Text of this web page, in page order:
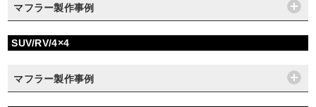
マフラー製作事例
SUV/RV/4×4
マフラー製作事例